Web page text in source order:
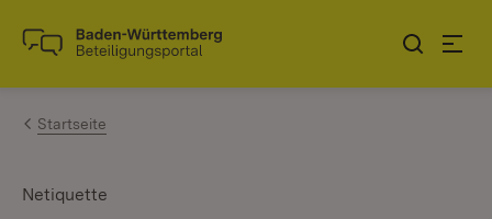
Zum Inhalt springen
Link zur Startseite
Startseite
Netiquette